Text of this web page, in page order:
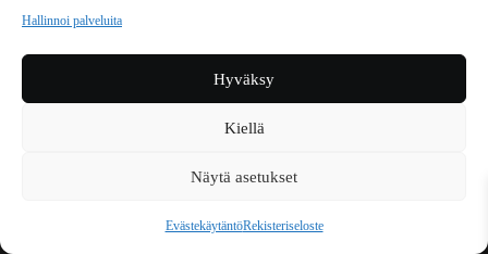
Hallinnoi palveluita
Hyväksy
Kiellä
Näytä asetukset
EvästekäytäntöRekisteriseloste
Vellamonkatu 30 B 3 krs.